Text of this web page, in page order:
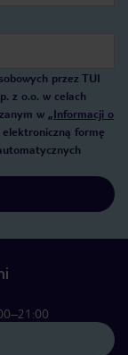
przez TUI
z o.o. w celach
w „Informacji o
elektroniczną formę